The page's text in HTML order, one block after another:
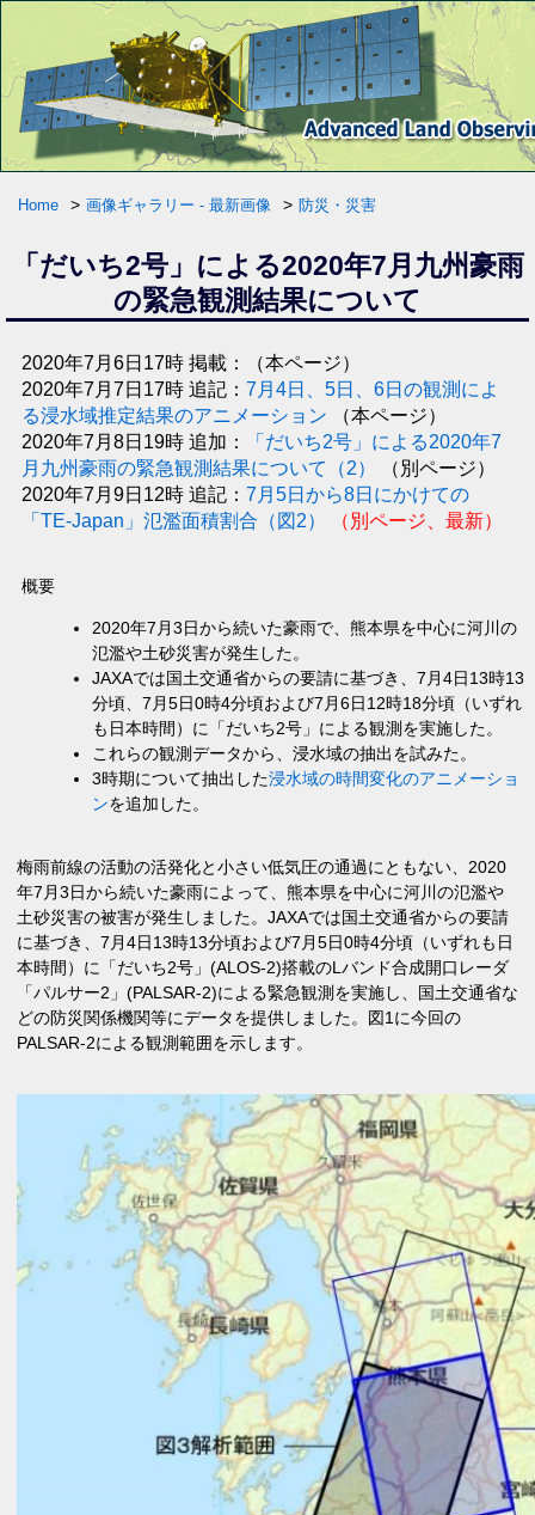
Home > 画像ギャラリー - 最新画像 > 防災・災害
「だいち2号」による2020年7月九州豪雨
の緊急観測結果について
2020年7月6日17時 掲載：（本ページ）
2020年7月7日17時 追記：7月4日、5日、6日の観測によ
る浸水域推定結果のアニメーション （本ページ）
2020年7月8日19時 追加：
「だいち2号」による2020年7
月九州豪雨の緊急観測結果について（2）
（別ページ）
2020年7月9日12時 追記：7月5日から8日にかけての
「TE-Japan」氾濫面積割合（図2）
（別ページ、最新）
概要
2020年7月3日から続いた豪雨で、熊本県を中心に河川の
氾濫や土砂災害が発生した。
JAXAでは国土交通省からの要請に基づき、7月4日13時13
分頃、7月5日0時4分頃および7月6日12時18分頃（いずれ
も日本時間）に「だいち2号」による観測を実施した。
これらの観測データから、浸水域の抽出を試みた。
3時期について抽出した浸水域の時間変化のアニメーショ
ンを追加した。
梅雨前線の活動の活発化と小さい低気圧の通過にともない、2020
年7月3日から続いた豪雨によって、熊本県を中心に河川の氾濫や
土砂災害の被害が発生しました。JAXAでは国土交通省からの要請
に基づき、7月4日13時13分頃および7月5日0時4分頃（いずれも日
本時間）に「だいち2号」(ALOS-2)搭載のLバンド合成開口レーダ
「パルサー2」(PALSAR-2)による緊急観測を実施し、国土交通省な
どの防災関係機関等にデータを提供しました。図1に今回の
PALSAR-2による観測範囲を示します。